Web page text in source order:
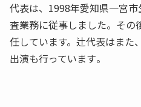
代表は、1998年愛知県一宮
査業務に従事しました。その
任しています。辻代表はまた
出演も行っています​​。